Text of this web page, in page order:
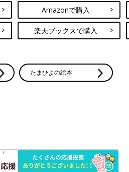
Amazonで購入
楽天ブックスで購入
たまひよの絵本